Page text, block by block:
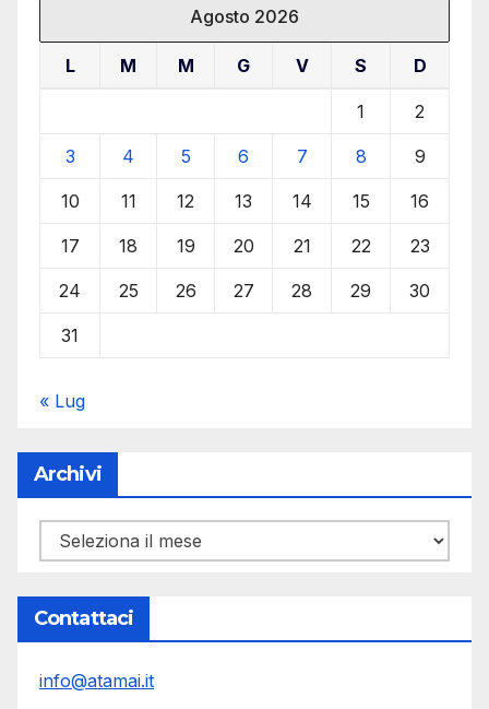
Agosto 2026
L M M G V S D
1 2
3 4 5 6 7 8 9
10 11 12 13 14 15 16
17 18 19 20 21 22 23
24 25 26 27 28 29 30
31
« Lug
Archivi
Archivi
Contattaci
info@atamai.it